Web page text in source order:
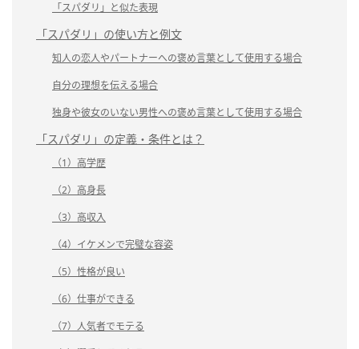
「スパダリ」と似た表現
「スパダリ」の使い方と例文
知人の恋人やパートナーへの褒め言葉として使用する場合
自分の理想を伝える場合
独身や彼女のいない男性への褒め言葉として使用する場合
「スパダリ」の定義・条件とは？
（1）高学歴
（2）高身長
（3）高収入
（4）イケメンで完璧な容姿
（5）性格が良い
（6）仕事ができる
（7）人気者でモテる